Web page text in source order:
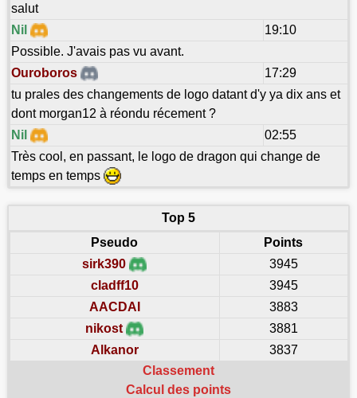
salut
Nil
19:10
Possible. J'avais pas vu avant.
Ouroboros
17:29
tu prales des changements de logo datant d'y ya dix ans et
dont morgan12 à réondu récement ?
Nil
02:55
Très cool, en passant, le logo de dragon qui change de
temps en temps
Top 5
Pseudo
Points
sirk390
3945
cladff10
3945
AACDAI
3883
nikost
3881
Alkanor
3837
Classement
Calcul des points